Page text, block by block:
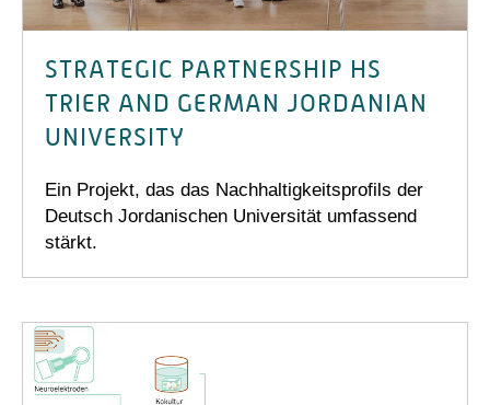
STRATEGIC PARTNERSHIP HS
TRIER AND GERMAN JORDANIAN
UNIVERSITY
Ein Projekt, das das Nachhaltigkeitsprofils der
Deutsch Jordanischen Universität umfassend
stärkt.